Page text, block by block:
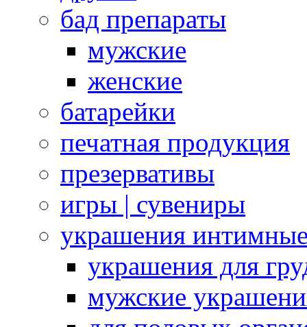
бад препараты
мужские
женские
батарейки
печатная продукция
презервативы
игры | сувениры
украшения
украшения для
мужские